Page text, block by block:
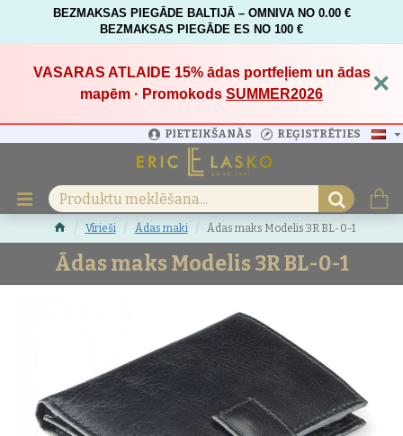
BEZMAKSAS PIEGĀDE BALTIJĀ – OMNIVA NO 0.00 €
BEZMAKSAS PIEGĀDE ES NO 100 €
VASARAS ATLAIDE 15%ādas portfeļiem un ādas
mapēm · Promokods SUMMER2026 ×
PIETEIKŠANĀS REĢISTRĒTIES
Vīrieši Ādas maki Ādas maks Modelis 3R BL-0-1
Ādas maks Modelis 3R BL-0-1